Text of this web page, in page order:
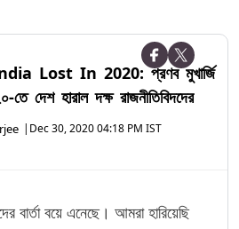
Lost In 2020: প্রণব মুখার্জি
দেশ হারাল দক্ষ রাজনীতিবিদদের
| Dec 30, 2020 04:18 PM IST
বার্তা বয়ে এনেছে। আমরা হারিয়েছি